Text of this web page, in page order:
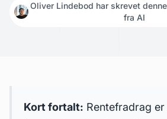
Oliver Lindebod har skrevet
fra AI
Kort fortalt: Rentefradrag